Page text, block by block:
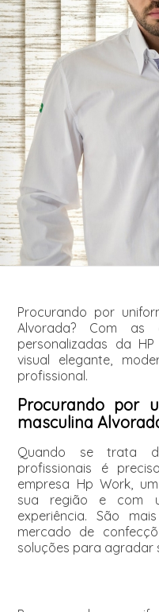
Procurando por
Alvorada? Com as
personalizadas da
visual elegante,
profissional.
Procurando por
masculina
Quando se trata
profissionais é
empresa Hp Work,
sua região e com
experiência. São
mercado de
soluções para agradar